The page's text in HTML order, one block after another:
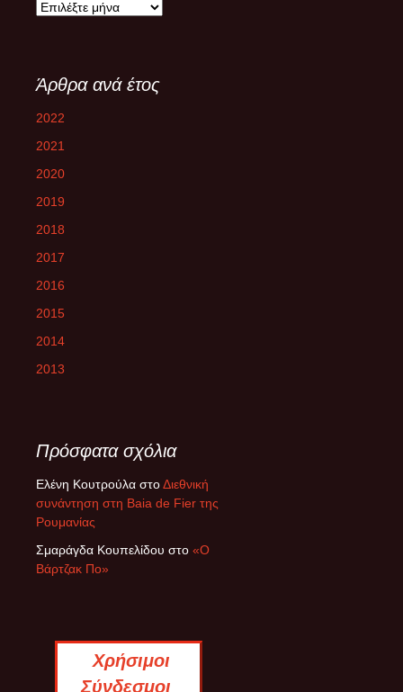
Άρθρα
Άρθρα ανά έτος
2022
2021
2020
2019
2018
2017
2016
2015
2014
2013
Πρόσφατα σχόλια
Ελένη Κουτρούλα στοΔιεθνική
συνάντηση στη Baia de Fier της
Ρουμανίας
Σμαράγδα Κουπελίδου στο «Ο
Βάρτζακ Πο»
Χρήσιμοι
Σύνδεσμοι